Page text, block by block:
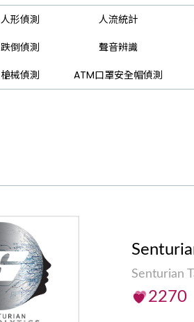
人形偵測 人流統計
跌倒偵測 聲音辨識
槍械偵測 ATM口罩安全帽偵測
Senturian
2270